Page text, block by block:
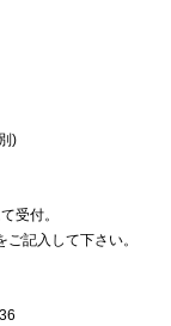
)
受付。
記入して下さい。